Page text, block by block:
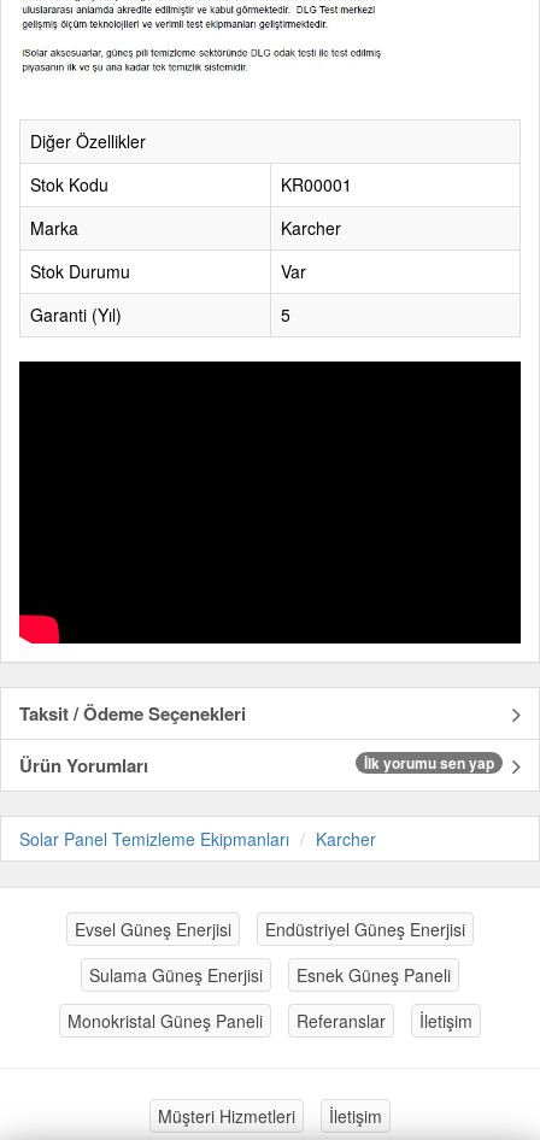
Diğer Özellikler
Stok Kodu
KR00001
Marka
Karcher
Stok Durumu
Var
Garanti (Yıl)
5
Taksit / Ödeme Seçenekleri
Ürün Yorumları
İlk yorumu sen yap
Solar Panel Temizleme Ekipmanları Karcher
Evsel Güneş Enerjisi
Endüstriyel Güneş Enerjisi
Sulama Güneş Enerjisi
Esnek Güneş Paneli
Monokristal Güneş Paneli
Referanslar İletişim
Müşteri Hizmetleri İletişim